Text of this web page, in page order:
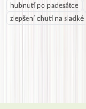
hubnutí po padesátce
zlepšení chuti na sladké